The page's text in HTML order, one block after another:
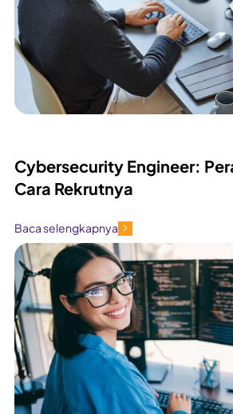
Cybersecurity Engineer:
Cara Rekrutnya
Baca selengkapnya